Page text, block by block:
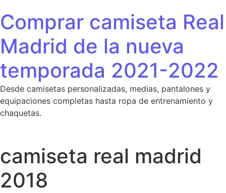
Comprar camiseta Real
Madrid de la nueva
temporada 2021-2022
Desde camisetas personalizadas, medias, pantalones y
equipaciones completas hasta ropa de entrenamiento y
chaquetas.
camiseta real madrid
2018